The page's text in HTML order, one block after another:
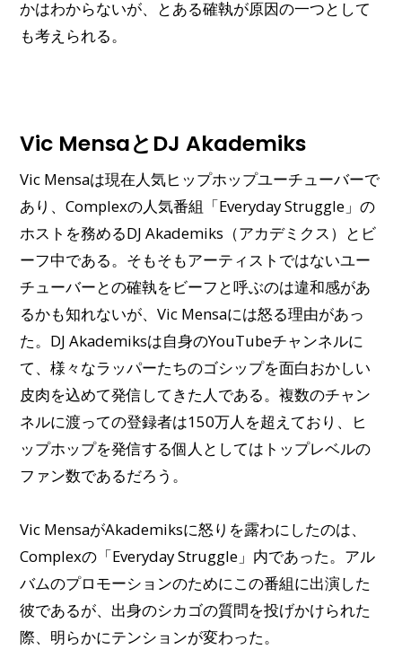
かはわからないが、とある確執が原因の一つとして
も考えられる。
Vic MensaとDJ Akademiks
Vic Mensaは現在人気ヒップホップユーチューバーで
あり、Complexの人気番組「Everyday Struggle」の
ホストを務めるDJ Akademiks（アカデミクス）とビ
ーフ中である。そもそもアーティストではないユー
チューバーとの確執をビーフと呼ぶのは違和感があ
るかも知れないが、Vic Mensaには怒る理由があっ
た。DJ Akademiksは自身のYouTubeチャンネルに
て、様々なラッパーたちのゴシップを面白おかしい
皮肉を込めて発信してきた人である。複数のチャン
ネルに渡っての登録者は150万人を超えており、ヒ
ップホップを発信する個人としてはトップレベルの
ファン数であるだろう。
Vic MensaがAkademiksに怒りを露わにしたのは、
Complexの「Everyday Struggle」内であった。アル
バムのプロモーションのためにこの番組に出演した
彼であるが、出身のシカゴの質問を投げかけられた
際、明らかにテンションが変わった。